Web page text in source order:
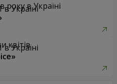
року в Україні
квітів